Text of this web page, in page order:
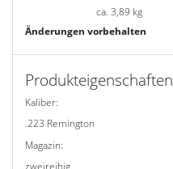
ca. 3,89 kg
Änderungen vorbehalten
Produkteigenschaften
Kaliber:
.223 Remington
Magazin:
zweireihig